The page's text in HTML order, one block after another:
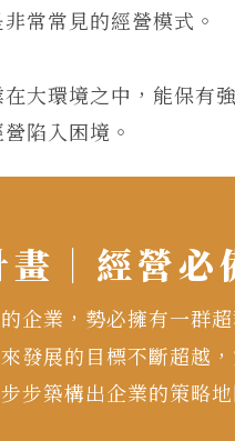
常常見的經營模式。
大環境之中，能保
陷入困境。
畫｜經營必
企業，勢必擁有一群
發展的目標不斷超越
步築構出企業的策略